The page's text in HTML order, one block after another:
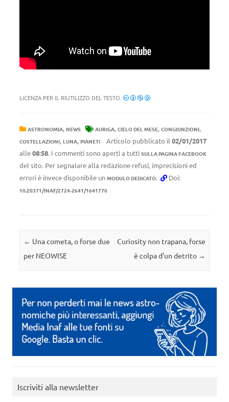
LICENZA PER IL RIUTILIZZO DEL TESTO:
ASTRONOMIA, NEWS AURIGA, CIELO DEL MESE, CONGIUNZIONI,
COSTELLAZIONI, LUNA, PIANETI Articolo pubblicato il 02/01/2017
alle08:58. I commenti sono aperti a tutti SULLA PAGINA FACEBOOK
del sito. Per segnalare alla redazione refusi, imprecisioni ed
errori è invece disponibile un MODULO DEDICATO. Doi:
10.20371/INAF/2724-2641/1641770
Navigazione articolo
← Una cometa, o forse due
per NEOWISE
Curiosity non trapana, forse
è colpa d’un detrito →
Iscriviti alla newsletter